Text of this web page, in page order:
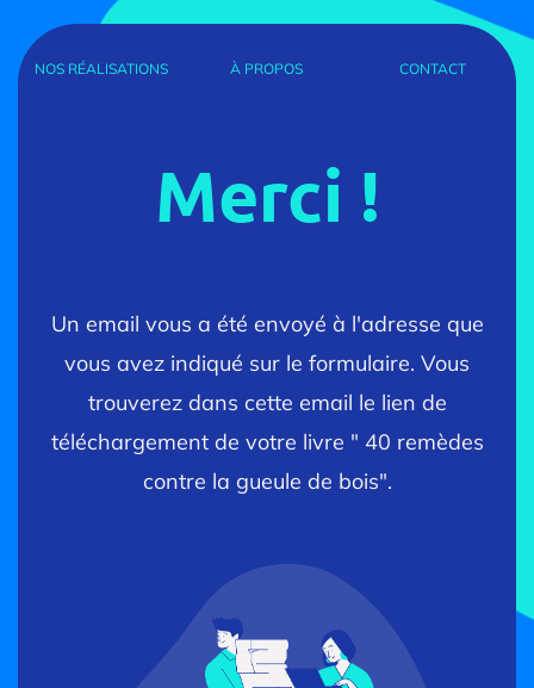
NOS RÉALISATIONS À PROPOS CONTACT
Merci !
Un email vous a été envoyé à l'adresse que
vous avez indiqué sur le formulaire. Vous
trouverez dans cette email le lien de
téléchargement de votre livre " 40 remèdes
contre la gueule de bois".